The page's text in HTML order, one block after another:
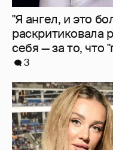
"Делать ли тест
ответила на
биологической